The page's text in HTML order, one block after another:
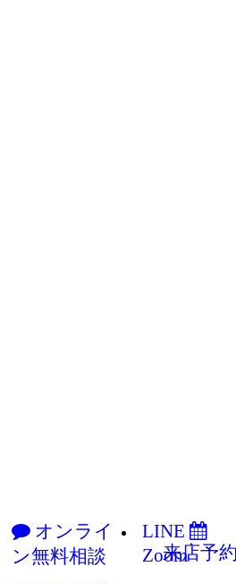
オンライ
ン無料相談
LINE
Zoom
来店予